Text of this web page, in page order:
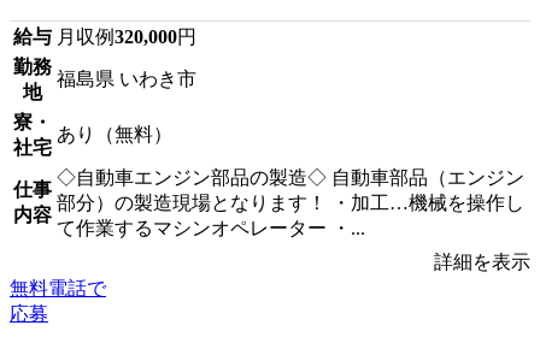
給与 月収例320,000円
勤務
地
福島県 いわき市
寮・
社宅
あり（無料）
仕事
内容
◇自動車エンジン部品の製造◇ 自動車部品（エンジン
部分）の製造現場となります！ ・加工…機械を操作し
て作業するマシンオペレーター ・...
詳細を表示
無料電話で
応募